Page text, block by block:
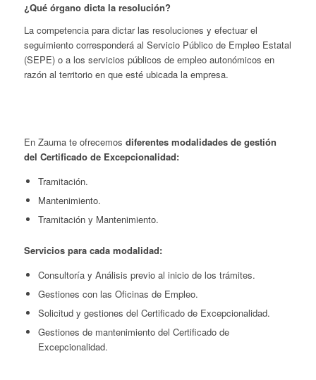
¿Qué órgano dicta la resolución?
La competencia para dictar las resoluciones y efectuar el
seguimiento corresponderá al Servicio Público de Empleo Estatal
(SEPE) o a los servicios públicos de empleo autonómicos en
razón al territorio en que esté ubicada la empresa.
En Zauma te ofrecemos diferentes modalidades de gestión
del Certificado de Excepcionalidad:
Tramitación.
Mantenimiento.
Tramitación y Mantenimiento.
Servicios para cada modalidad:
Consultoría y Análisis previo al inicio de los trámites.
Gestiones con las Oficinas de Empleo.
Solicitud y gestiones del Certificado de Excepcionalidad.
Gestiones de mantenimiento del Certificado de
Excepcionalidad.